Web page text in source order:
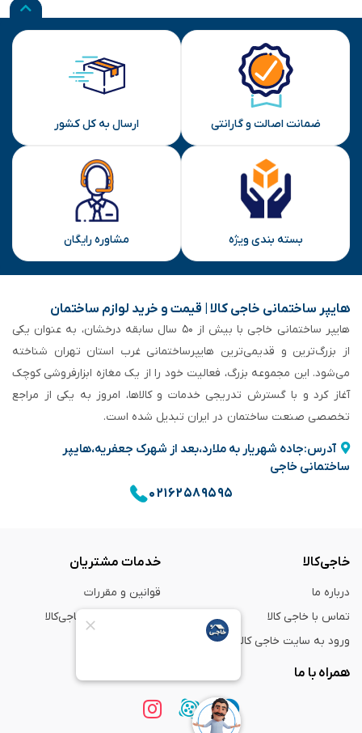
ضمانت اصالت و گارانتی ارسال به کل کشور
بسته بندی ویژه مشاوره رایگان
هایپر ساختمانی خاجی‌ کالا | قیمت و خرید لوازم ساختمان
هایپر ساختمانی خاجی‌ با بیش از ۵۰ سال سابقه‌ درخشان، به عنوان یکی
از بزرگ‌ترین و قدیمی‌ترین هایپرساختمانی‌ غرب استان تهران شناخته
می‌شود. این مجموعه بزرگ، فعالیت خود را از یک مغازه ابزارفروشی کوچک
آغاز کرد و با گسترش تدریجی خدمات و کالاها، امروز به یکی از مراجع
تخصصی صنعت ساختمان در ایران تبدیل شده است.
آدرس:جاده شهریار به ملارد،بعد از شهرک جعفریه،هایپر
ساختمانی خاجی
۰۲۱۶۲۵۸۹۵۹۵
خاجی‌کالا
درباره ما
تماس با خاجی کالا
ورود به سایت خاجی‌ کالا
خدمات مشتریان
قوانین و مقررات
راهنمای خرید از خاجی‌کالا
همراه با ما